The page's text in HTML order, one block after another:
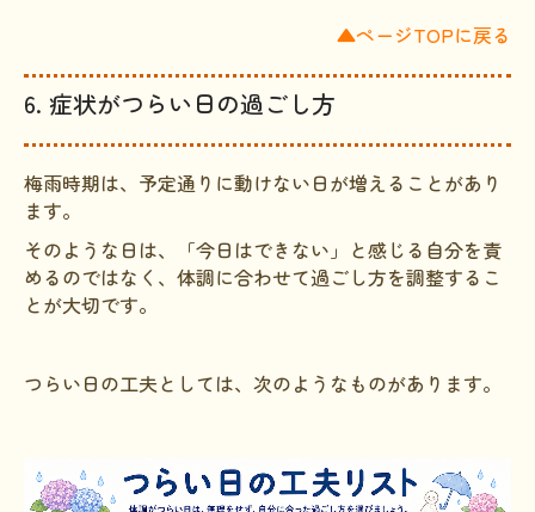
▲ページTOPに戻る
6. 症状がつらい日の過ごし方
梅雨時期は、予定通りに動けない日が増えることがあり
ます。
そのような日は、「今日はできない」と感じる自分を責
めるのではなく、体調に合わせて過ごし方を調整するこ
とが大切です。
つらい日の工夫としては、次のようなものがあります。